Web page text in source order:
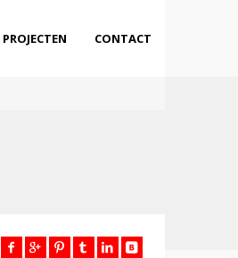
PROJECTEN CONTACT